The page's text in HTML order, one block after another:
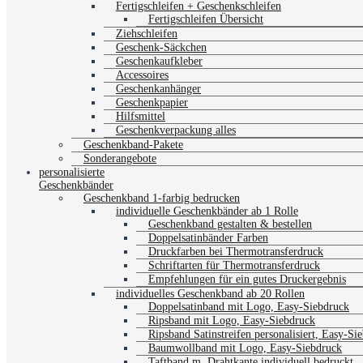
Fertigschleifen + Geschenkschleifen
Fertigschleifen Übersicht
Ziehschleifen
Geschenk-Säckchen
Geschenkaufkleber
Accessoires
Geschenkanhänger
Geschenkpapier
Hilfsmittel
Geschenkverpackung alles
Geschenkband-Pakete
Sonderangebote
personalisierte
Geschenkbänder
Geschenkband 1-farbig bedrucken
individuelle Geschenkbänder ab 1 Rolle
Geschenkband gestalten & bestellen
Doppelsatinbänder Farben
Druckfarben bei Thermotransferdruck
Schriftarten für Thermotransferdruck
Empfehlungen für ein gutes Druckergebnis
individuelles Geschenkband ab 20 Rollen
Doppelsatinband mit Logo, Easy-Siebdruck
Ripsband mit Logo, Easy-Siebdruck
Ripsband Satinstreifen personalisiert, Easy-
Baumwollband mit Logo, Easy-Siebdruck